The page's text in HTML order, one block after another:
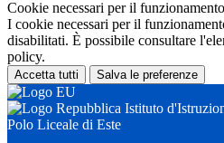
Cookie necessari per il funzionamento
I cookie necessari per il
disabilitati. È possibile consultare
policy.
Accetta tutti Salva le preferenze
Istituto
Polo Liceale di Este